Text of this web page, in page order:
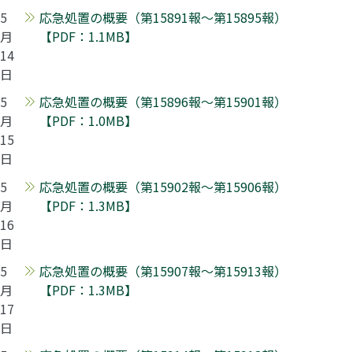
5
月
14
日
応急処置の概要（第15891報～第15895報）
【PDF：1.1MB】
5
月
15
日
応急処置の概要（第15896報～第15901報）
【PDF：1.0MB】
5
月
16
日
応急処置の概要（第15902報～第15906報）
【PDF：1.3MB】
5
月
17
日
応急処置の概要（第15907報～第15913報）
【PDF：1.3MB】